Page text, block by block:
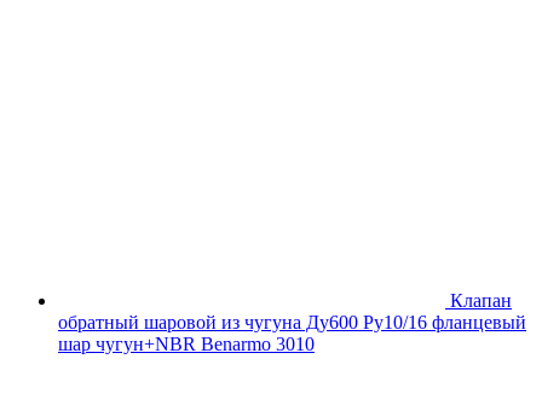
Клапан
обратный шаровой из чугуна Ду600 Ру10/16 фланцевый
шар чугун+NBR Benarmo 3010